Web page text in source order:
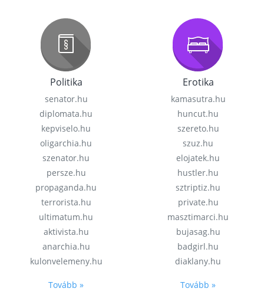
Politika
senator.hu
diplomata.hu
kepviselo.hu
oligarchia.hu
szenator.hu
persze.hu
propaganda.hu
terrorista.hu
ultimatum.hu
aktivista.hu
anarchia.hu
kulonvelemeny.hu
Tovább »
Erotika
kamasutra.hu
huncut.hu
szereto.hu
szuz.hu
elojatek.hu
hustler.hu
sztriptiz.hu
private.hu
masztimarci.hu
bujasag.hu
badgirl.hu
diaklany.hu
Tovább »